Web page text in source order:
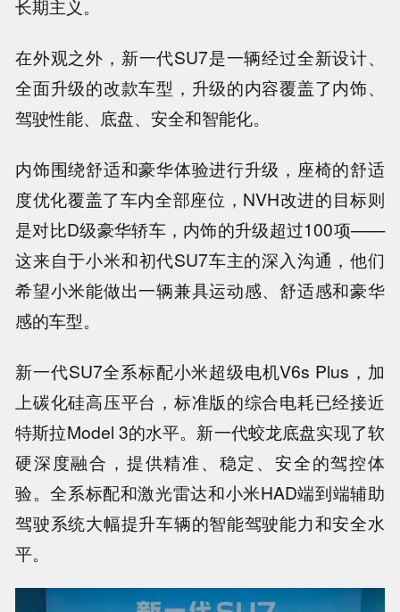
长期主义。
在外观之外，新一代SU7是一辆经过全新设计、
全面升级的改款车型，升级的内容覆盖了内饰、
驾驶性能、底盘、安全和智能化。
内饰围绕舒适和豪华体验进行升级，座椅的舒适
度优化覆盖了车内全部座位，NVH改进的目标则
是对比D级豪华轿车，内饰的升级超过100项——
这来自于小米和初代SU7车主的深入沟通，他们
希望小米能做出一辆兼具运动感、舒适感和豪华
感的车型。
新一代SU7全系标配小米超级电机V6s Plus，加
上碳化硅高压平台，标准版的综合电耗已经接近
特斯拉Model 3的水平。新一代蛟龙底盘实现了软
硬深度融合，提供精准、稳定、安全的驾控体
验。全系标配和激光雷达和小米HAD端到端辅助
驾驶系统大幅提升车辆的智能驾驶能力和安全水
平。